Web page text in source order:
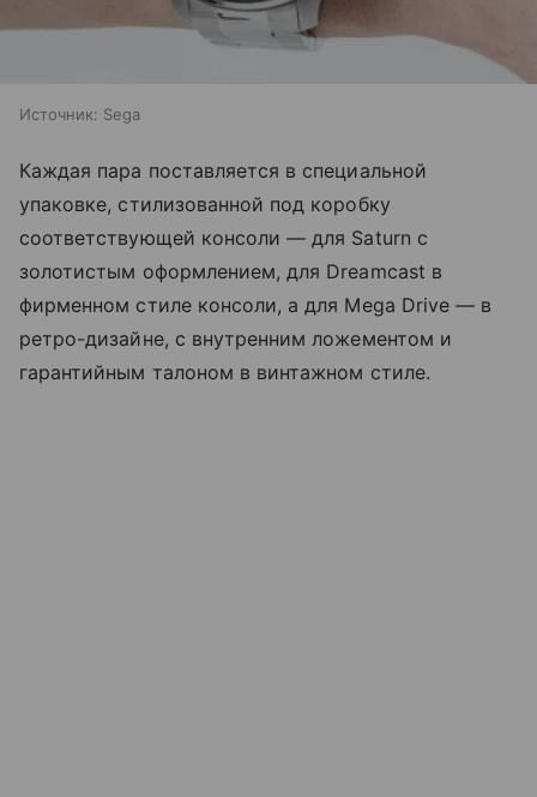
Источник: Sega
Каждая пара поставляется в специальной
упаковке, стилизованной под коробку
соответствующей консоли — для Saturn с
золотистым оформлением, для Dreamcast в
фирменном стиле консоли, а для Mega Drive — в
ретро-дизайне, с внутренним ложементом и
гарантийным талоном в винтажном стиле.